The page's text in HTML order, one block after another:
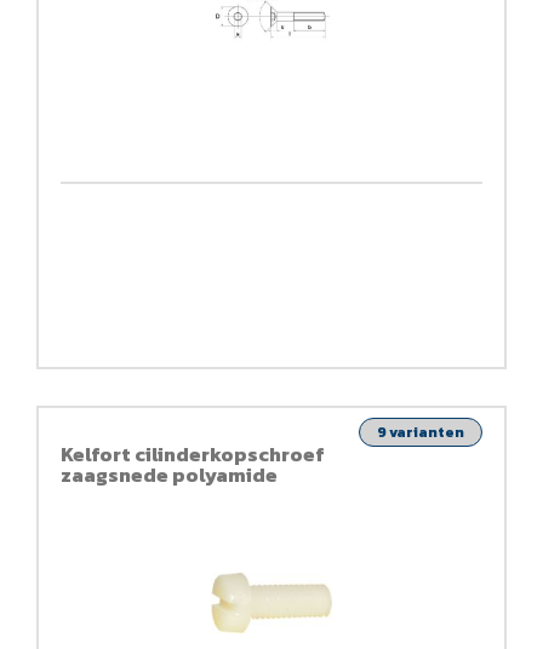
Kelfort cilinderkopschroef
zaagsnede polyamide
9 varianten